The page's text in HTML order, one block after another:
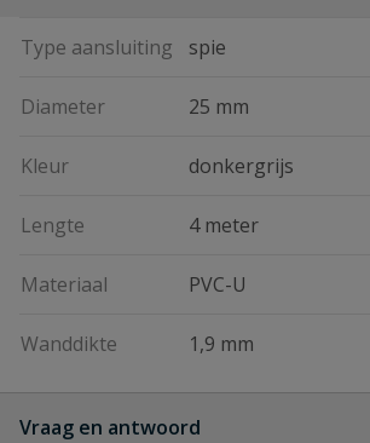
Type aansluiting spie
Diameter 25 mm
Kleur donkergrijs
Lengte 4 meter
Materiaal PVC-U
Wanddikte 1,9 mm
Vraag en antwoord